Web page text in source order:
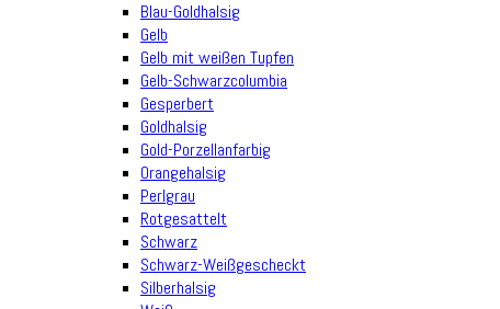
Blau-Goldhalsig
Gelb
Gelb mit weißen Tupfen
Gelb-Schwarzcolumbia
Gesperbert
Goldhalsig
Gold-Porzellanfarbig
Orangehalsig
Perlgrau
Rotgesattelt
Schwarz
Schwarz-Weißgescheckt
Silberhalsig